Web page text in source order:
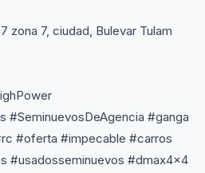
zona 7, ciudad, Bulevar Tulam
#SeminuevosDeAgencia #ganga
#oferta #impecable #carros
#usadosseminuevos #dmax4x4